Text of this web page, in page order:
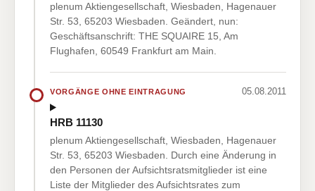
plenum Aktiengesellschaft, Wiesbaden, Hagenauer
Str. 53, 65203 Wiesbaden. Geändert, nun:
Geschäftsanschrift: THE SQUAIRE 15, Am
Flughafen, 60549 Frankfurt am Main.
VORGÄNGE OHNE EINTRAGUNG 05.08.2011
HRB 11130
plenum Aktiengesellschaft, Wiesbaden, Hagenauer
Str. 53, 65203 Wiesbaden. Durch eine Änderung in
den Personen der Aufsichtsratsmitglieder ist eine
Liste der Mitglieder des Aufsichtsrates zum